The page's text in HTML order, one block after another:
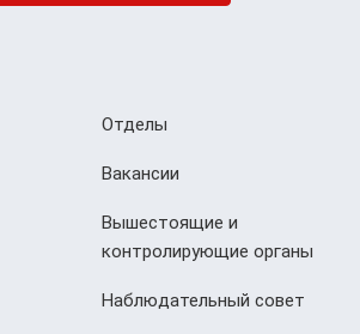
Отделы
Вакансии
Вышестоящие и
контролирующие органы
Наблюдательный совет